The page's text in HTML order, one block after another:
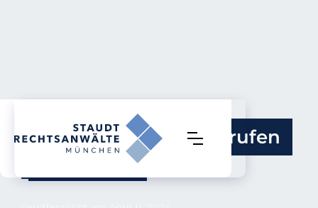
Was es mit den Rückrufen
auf sich hat